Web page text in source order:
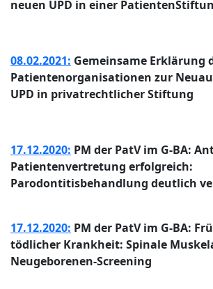
neuen UPD in einer
08.02.2021: Gemeinsame Erklärung
Patientenorganisationen zur
UPD in privatrechtlicher Stiftung
17.12.2020: PM der PatV im G-BA:
Patientenvertretung erfolgreich:
Parodontitisbehandlung deutlich
17.12.2020: PM der PatV im G-BA:
tödlicher Krankheit: Spinale
Neugeborenen-Screening